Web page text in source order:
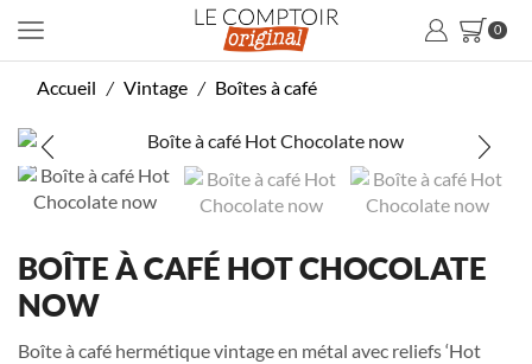
0
Accueil / Vintage / Boîtes à café
BOÎTE À CAFÉ HOT CHOCOLATE
NOW
Boîte à café hermétique vintage en métal avec reliefs ‘Hot